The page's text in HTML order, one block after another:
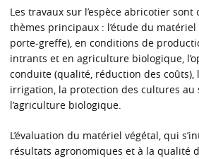
Les travaux sur l’espèce abricotier
thèmes principaux : l’étude du
porte-greffe), en conditions de
intrants et en agriculture biologique,
conduite (qualité, réduction des coûts),
irrigation, la protection des cultures au
l’agriculture biologique.
L’évaluation du matériel végétal, qui
résultats agronomiques et à la qualité